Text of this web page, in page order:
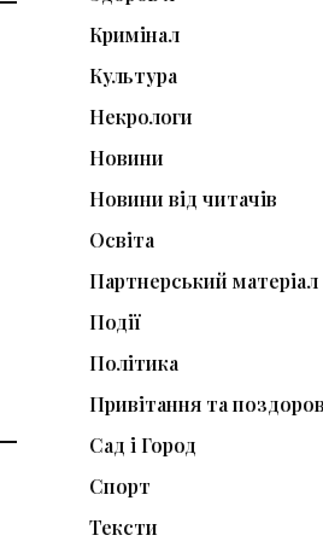
Кримінал
Культура
Некрологи
Новини
Новини від читачів
Освіта
Партнерський матеріал
Події
Політика
Привітання та
Сад і Город
Спорт
Тексти